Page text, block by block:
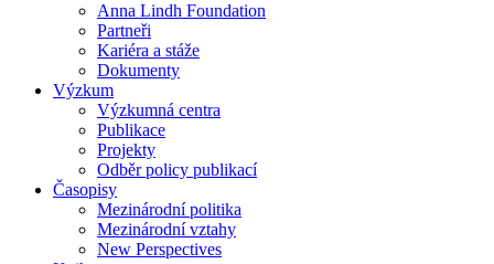
Anna Lindh Foundation
Partneři
Kariéra a stáže
Dokumenty
Výzkum
Výzkumná centra
Publikace
Projekty
Odběr policy publikací
Časopisy
Mezinárodní politika
Mezinárodní vztahy
New Perspectives